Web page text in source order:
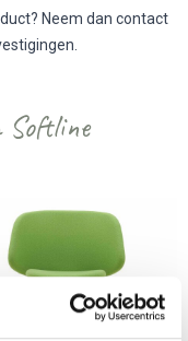
Neem dan contact
Softline